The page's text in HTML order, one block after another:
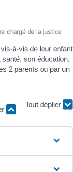
chargé de la justice
à-vis de leur enfant
son éducation,
2 parents ou par un
Tout déplier